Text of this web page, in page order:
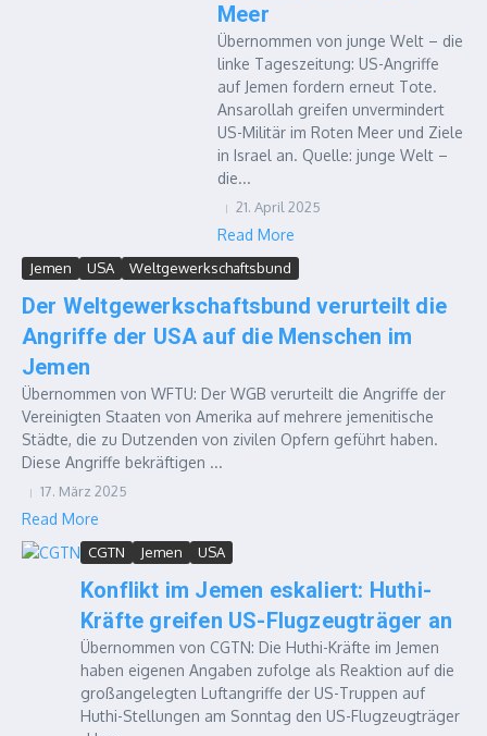
Meer
Übernommen von junge Welt – die
linke Tageszeitung: US-Angriffe
auf Jemen fordern erneut Tote.
Ansarollah greifen unvermindert
US-Militär im Roten Meer und Ziele
in Israel an. Quelle: junge Welt –
die...
21. April 2025
Read More
Jemen USA Weltgewerkschaftsbund
Der Weltgewerkschaftsbund verurteilt die
Angriffe der USA auf die Menschen im
Jemen
Übernommen von WFTU: Der WGB verurteilt die Angriffe der
Vereinigten Staaten von Amerika auf mehrere jemenitische
Städte, die zu Dutzenden von zivilen Opfern geführt haben.
Diese Angriffe bekräftigen ...
17. März 2025
Read More
CGTN Jemen USA
Konflikt im Jemen eskaliert: Huthi-
Kräfte greifen US-Flugzeugträger an
Übernommen von CGTN: Die Huthi-Kräfte im Jemen
haben eigenen Angaben zufolge als Reaktion auf die
großangelegten Luftangriffe der US-Truppen auf
Huthi-Stellungen am Sonntag den US-Flugzeugträger